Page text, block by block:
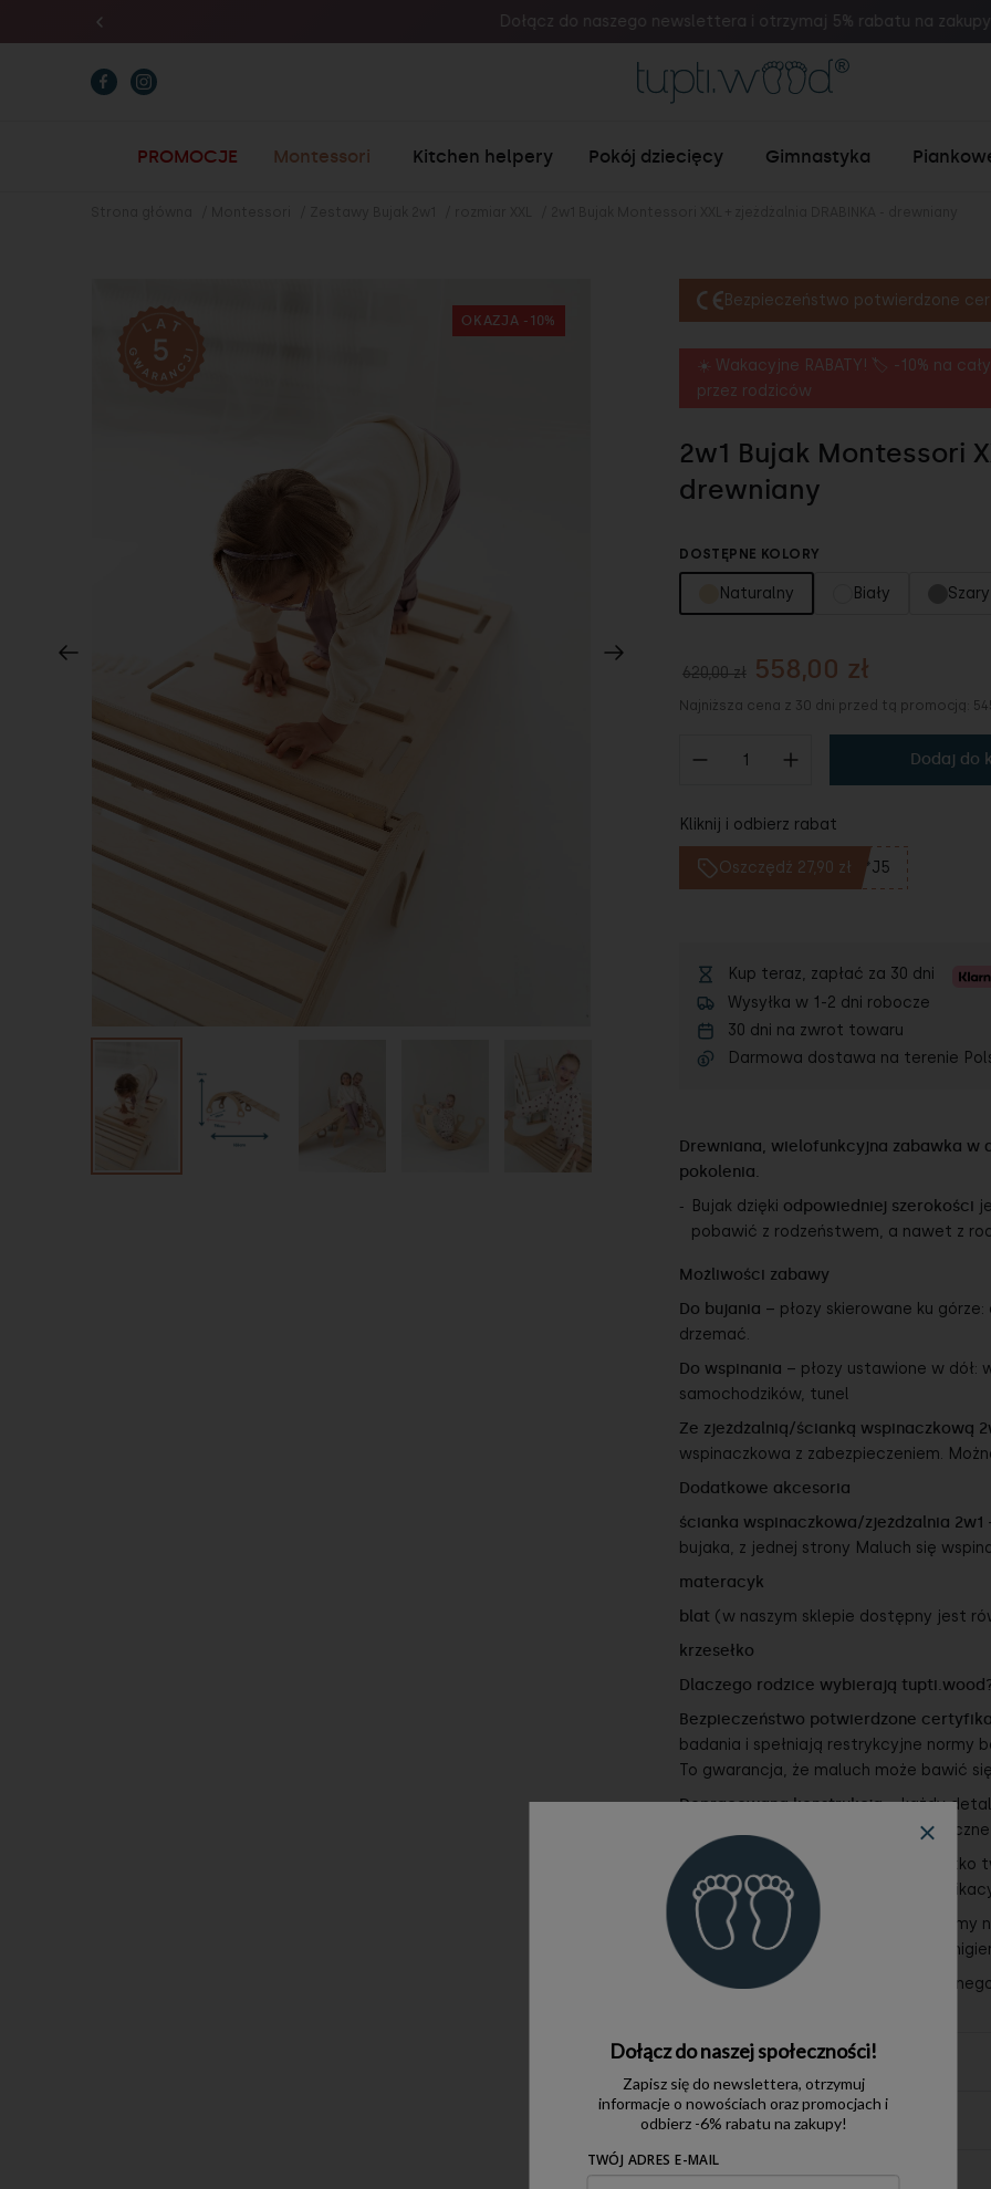
Dołącz do naszego newslettera i otrzymaj 5% rabatu na zakupy!
PROMOCJE Montessori Kitchen helpery Pokój dziecięcy Gimnastyka
OKAZJA -10%
Bezpieczeństwo potwierdzone
☀️ Wakacyjne RABATY! 🏷️ -10% na
przez rodziców
2w1 Bujak Montessori
drewniany
DOSTĘPNE KOLORY
Naturalny Biały Szary
620,00 zł 558,00 zł
Najniższa cena z 30 dni przed tą promocją:
Dodaj do
Kliknij i odbierz rabat
Oszczędź 27,90 zł **J5
Kup teraz, zapłać za 30 dni
Wysyłka w 1-2 dni robocze
30 dni na zwrot towaru
Darmowa dostawa na terenie
Drewniana, wielofunkcyjna zabawka w
pokolenia.
Bujak dzięki odpowiedniej szerokości
pobawić z rodzeństwem, a nawet z
Możliwości zabawy
Do bujania – płozy skierowane ku
drzemać.
Do wspinania – płozy ustawione w dół:
samochodzików, tunel
Ze zjeżdżalnią/ścianką wspinaczkową
wspinaczkowa z zabezpieczeniem.
Dodatkowe akcesoria
ścianka wspinaczkowa/zjeżdżalnia 2w1
bujaka, z jednej strony Maluch się
materacyk
blat (w naszym sklepie dostępny jest
krzesełko
Dlaczego rodzice wybierają
Bezpieczeństwo potwierdzone
badania i spełniają restrykcyjne normy
To gwarancja, że maluch może bawić
Dopracowana konstrukcja– każdy detal
zaokrąglone, by były w pełni
Polska produkcja z sercem
– wszystko
ostatnie szlify. Jedynie testy
Wysokiej jakości materiały
- stawiamy
właściwościami antybakteryjnymi i
P.S. Produkt wysyłamy do
DANE TECHNICZNE
OPIS PRODUKTU
BEZPIECZEŃSTWO
Dołącz do naszej społeczności!
Zapisz się do newslettera, otrzymuj
informacje o nowościach oraz promocjach i
odbierz -6% rabatu na zakupy!
TWÓJ ADRES E-MAIL